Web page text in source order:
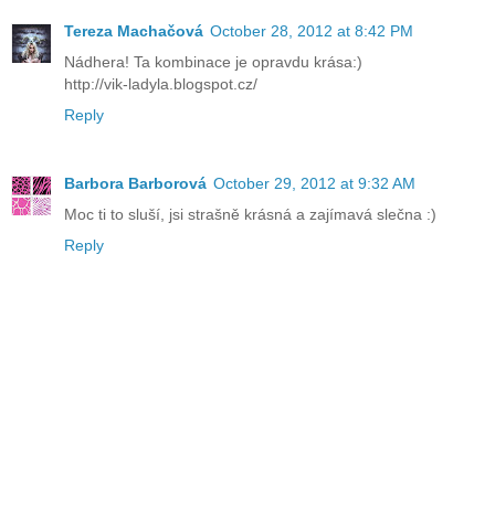
Tereza Machačová October 28, 2012 at 8:42 PM
Nádhera! Ta kombinace je opravdu krása:)
http://vik-ladyla.blogspot.cz/
Reply
Barbora Barborová October 29, 2012 at 9:32 AM
Moc ti to sluší, jsi strašně krásná a zajímavá slečna :)
Reply